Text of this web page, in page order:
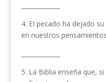
4. EI pecado ha dejado
en nuestros
5. La Biblia enseña que,